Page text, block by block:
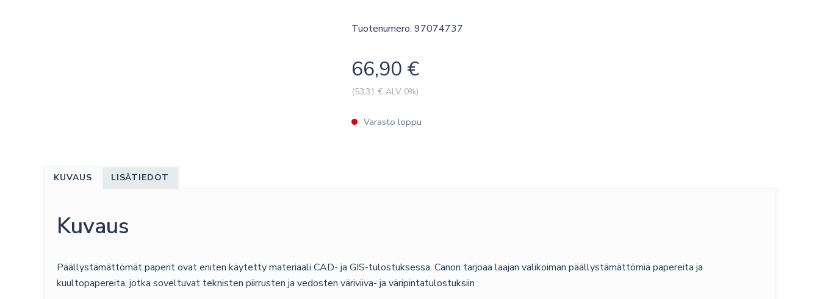
Tuotenumero: 97074737
66,90 €
(53,31 € ALV 0%)
Varasto loppu
KUVAUS LISÄTIEDOT
Kuvaus
Päällystämättömät paperit ovat eniten käytetty materiaali CAD- ja GIS-tulostuksessa. Canon tarjoaa laajan valikoiman päällystämättömiä papereita ja
kuultopapereita, jotka soveltuvat teknisten piirrusten ja vedosten väriviiva- ja väripintatulostuksiin